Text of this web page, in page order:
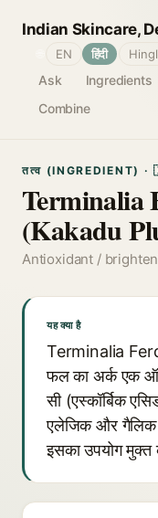
Indian Skincare,
Ask Ingredients
Combine
EN हिंदी
तत्व (INGREDIENT) ·
Terminalia
(Kakadu
Antioxidant /
यह क्या है
Terminalia
फल का अर्क एक
सी (एस्कॉर्बिक
एलेजिक और गैलिक
इसका उपयोग मुक्त